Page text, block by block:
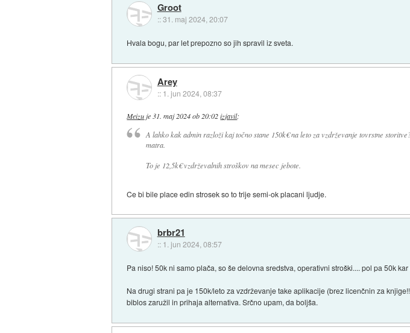
Groot
::31. maj 2024, 20:07
Hvala bogu, par let prepozno so jih spravil iz sveta.
Arey
:: 1. jun 2024, 08:37
Meizuje31. maj 2024 ob 20:02 izjavil:
A lahko kak admin razloži kaj točno stane 150k€ na leto za vzdrževanje tovrstne
matra.
To je 12,5k€ vzdrževalnih stroškov na mesec jebote.
Ce bi bile place edin strosek so to trije semi-ok placani ljudje.
brbr21
:: 1. jun 2024, 08:57
Pa niso! 50k ni samo plača, so še delovna sredstva, operativni stroški.... pol pa 50k
Na drugi strani pa je 150k/leto za vzdrževanje take aplikacije (brez licenčnin za
biblos zaružil in prihaja alternativa. Srčno upam, da boljša.